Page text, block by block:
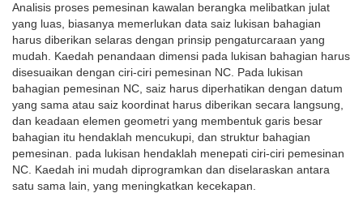
Analisis proses pemesinan kawalan berangka melibatkan julat
yang luas, biasanya memerlukan data saiz lukisan bahagian
harus diberikan selaras dengan prinsip pengaturcaraan yang
mudah. Kaedah penandaan dimensi pada lukisan bahagian harus
disesuaikan dengan ciri-ciri pemesinan NC. Pada lukisan
bahagian pemesinan NC, saiz harus diperhatikan dengan datum
yang sama atau saiz koordinat harus diberikan secara langsung,
dan keadaan elemen geometri yang membentuk garis besar
bahagian itu hendaklah mencukupi, dan struktur bahagian
pemesinan. pada lukisan hendaklah menepati ciri-ciri pemesinan
NC. Kaedah ini mudah diprogramkan dan diselaraskan antara
satu sama lain, yang meningkatkan kecekapan.